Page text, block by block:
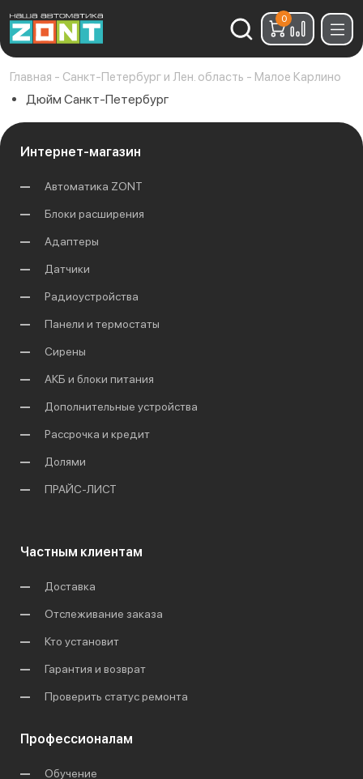
Найти:
0
Главная - Санкт-Петербург и Лен. область - Малое Карлино
Дюйм Санкт-Петербург
Интернет-магазин
Автоматика ZONT
Блоки расширения
Адаптеры
Датчики
Радиоустройства
Панели и термостаты
Сирены
АКБ и блоки питания
Дополнительные устройства
Рассрочка и кредит
Долями
ПРАЙС-ЛИСТ
Частным клиентам
Доставка
Отслеживание заказа
Кто установит
Гарантия и возврат
Проверить статус ремонта
Профессионалам
Обучение